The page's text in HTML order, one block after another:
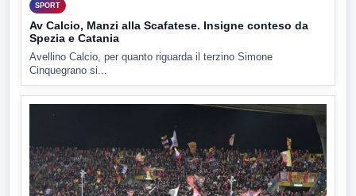
SPORT
Av Calcio, Manzi alla Scafatese. Insigne conteso da
Spezia e Catania
Avellino Calcio, per quanto riguarda il terzino Simone
Cinquegrano si...